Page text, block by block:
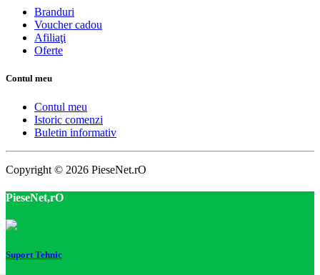
Branduri
Voucher cadou
Afiliaţi
Oferte
Contul meu
Contul meu
Istoric comenzi
Buletin informativ
Copyright © 2026 PieseNet.rO
PieseNet,rO
Suport Tehnic